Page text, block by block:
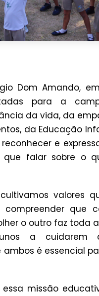
Dom Amando,
para a
da vida, da
da Educação
e
que falar sobre o
valores
que
o outro faz toda
a
é essencial
missão